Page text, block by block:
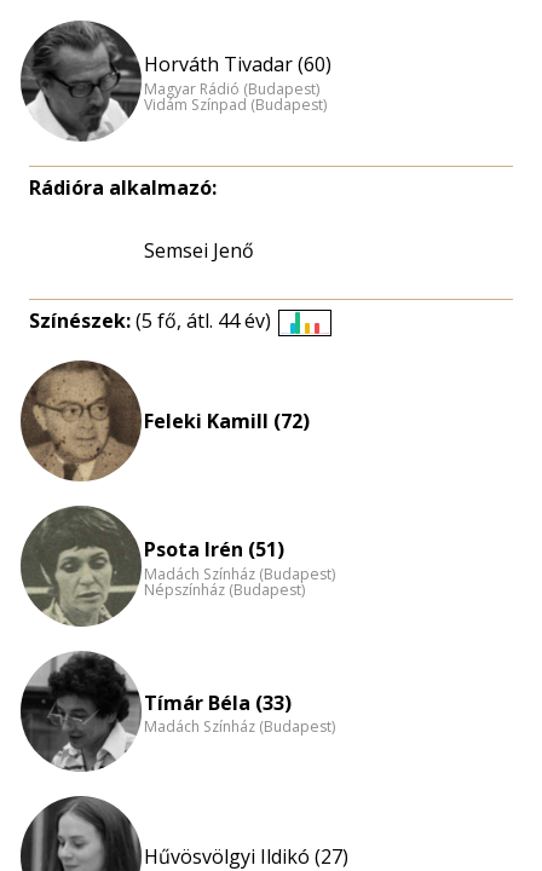
Horváth Tivadar (60)
Magyar Rádió (Budapest)
Vidám Színpad (Budapest)
Rádióra alkalmazó:
Semsei Jenő
Színészek:(5 fő, átl. 44 év)
Feleki Kamill (72)
Psota Irén (51)
Madách Színház (Budapest)
Népszínház (Budapest)
Tímár Béla (33)
Madách Színház (Budapest)
Hűvösvölgyi Ildikó (27)